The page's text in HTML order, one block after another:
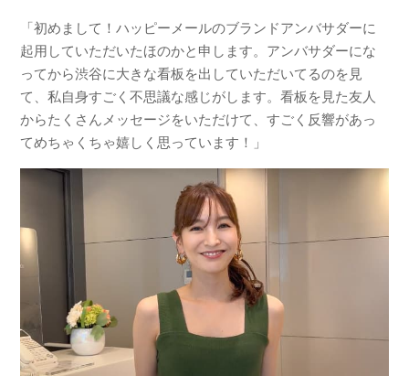
「初めまして！ハッピーメールのブランドアンバサダーに
起用していただいたほのかと申します。アンバサダーにな
ってから渋谷に大きな看板を出していただいてるのを見
て、私自身すごく不思議な感じがします。看板を見た友人
からたくさんメッセージをいただけて、すごく反響があっ
てめちゃくちゃ嬉しく思っています！」